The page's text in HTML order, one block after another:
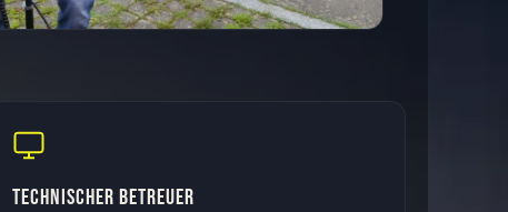
TECHNISCHER BETREUER